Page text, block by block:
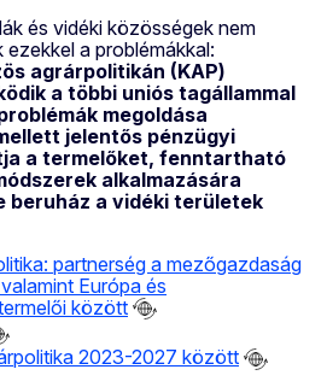
és vidéki közösségek nem
a problémákkal:
agrárpolitikán (KAP)
a többi uniós tagállammal
megoldása
jelentős pénzügyi
a termelőket, fenntartható
alkalmazására
beruház a vidéki területek
partnerség a mezőgazdaság
Európa és
között
2023-2027 között